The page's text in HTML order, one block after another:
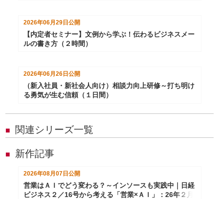
2026年06月29日 公開
【内定者セミナー】文例から学ぶ！伝わるビジネスメー
ルの書き方（２時間）
2026年06月26日 公開
（新入社員・新社会人向け）相談力向上研修～打ち明け
る勇気が生む信頼（１日間）
■ 関連シリーズ一覧
■ 新作記事
2026年08月07日公開
営業はＡＩでどう変わる？～インソースも実践中｜日経
ビジネス２／16号から考える「営業×ＡＩ」：26年２月